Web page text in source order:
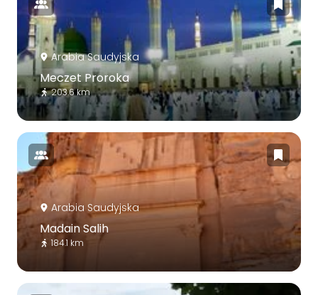
Arabia Saudyjska
Meczet Proroka
203.6 km
Arabia Saudyjska
Madain Salih
184.1 km